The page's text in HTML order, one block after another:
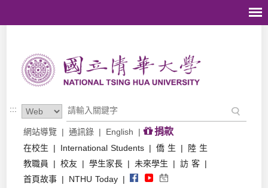
:::
網站導覽 | 通訊錄 | English | 捐款
在校生 | International Students | 僑 生 |
陸 生
教職員
| 校友 | 學生家長 | 未來學生 | 訪 客 |
首頁故事 | NTHU Today |